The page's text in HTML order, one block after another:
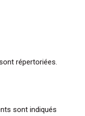
répertoriées.
sont indiqués